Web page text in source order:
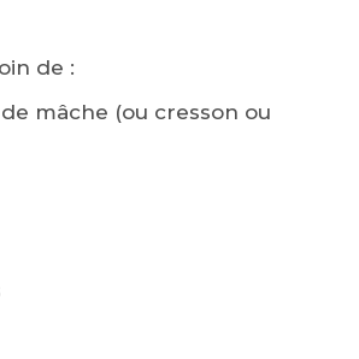
de :
mâche (ou cresson ou